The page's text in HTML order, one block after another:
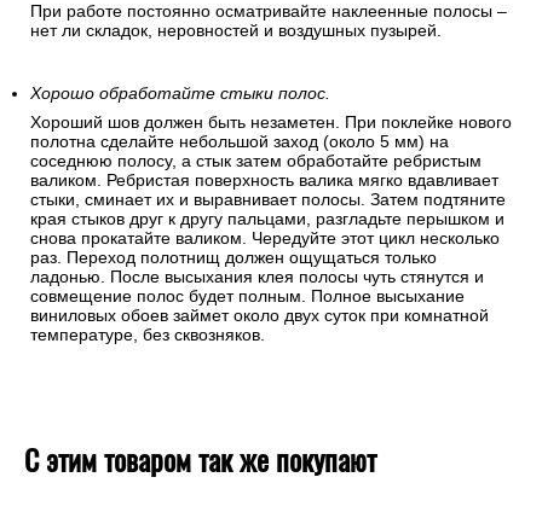
При работе постоянно осматривайте наклеенные полосы –
нет ли складок, неровностей и воздушных пузырей.
Хорошо обработайте стыки полос.
Хороший шов должен быть незаметен. При поклейке нового
полотна сделайте небольшой заход (около 5 мм) на
соседнюю полосу, а стык затем обработайте ребристым
валиком. Ребристая поверхность валика мягко вдавливает
стыки, сминает их и выравнивает полосы. Затем подтяните
края стыков друг к другу пальцами, разгладьте перышком и
снова прокатайте валиком. Чередуйте этот цикл несколько
раз. Переход полотнищ должен ощущаться только
ладонью. После высыхания клея полосы чуть стянутся и
совмещение полос будет полным. Полное высыхание
виниловых обоев займет около двух суток при комнатной
температуре, без сквозняков.
С этим товаром так же покупают